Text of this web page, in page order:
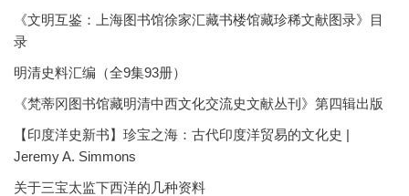
《文明互鉴：上海图书馆徐家汇藏书楼馆藏珍稀文献图录》目
录
明清史料汇编（全9集93册）
《梵蒂冈图书馆藏明清中西文化交流史文献丛刊》第四辑出版
【印度洋史新书】珍宝之海：古代印度洋贸易的文化史 |
Jeremy A. Simmons
关于三宝太监下西洋的几种资料